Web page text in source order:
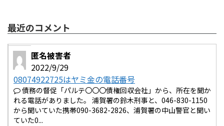
最近のコメント
匿名被害者
2022/9/29
08074922725はヤミ金の電話番号
債務の督促「パルテ〇〇〇債権回収会社」から、所在を聞か
れる電話がありました。 浦賀署の鈴木刑事と、046-830-1150
から聞いていた携帯090-3682-2826、浦賀署の中山警官と聞い
ていた0...